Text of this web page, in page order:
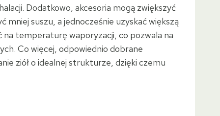
Dodatkowo, akcesoria mogą zwiększyć
mniej suszu, a jednocześnie uzyskać większą
na temperaturę waporyzacji, co pozwala na
Co więcej, odpowiednio dobrane
ziół o idealnej strukturze, dzięki czemu